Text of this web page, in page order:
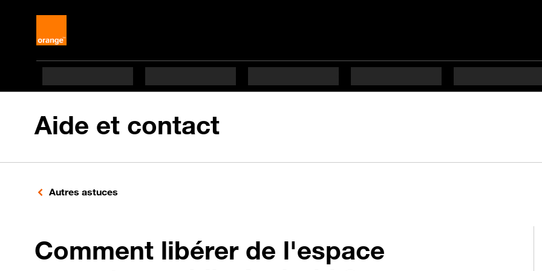
Aide et contact
Autres astuces
Comment libérer de l'espace